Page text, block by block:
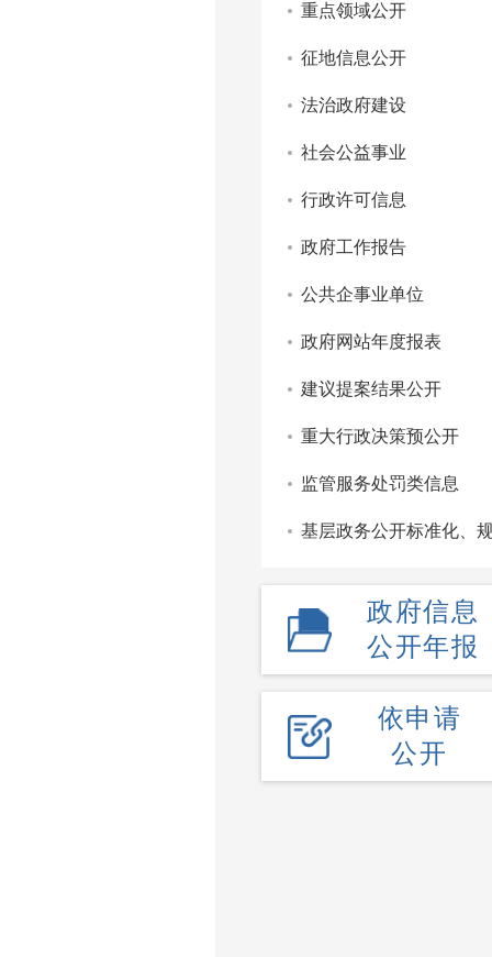
重点领域公开
征地信息公开
法治政府建设
社会公益事业
行政许可信息
政府工作报告
公共企事业单位
政府网站年度报表
建议提案结果公开
重大行政决策预公开
监管服务处罚类信息
基层政务公开标准化、
政府信息
公开年报
依申请
公开